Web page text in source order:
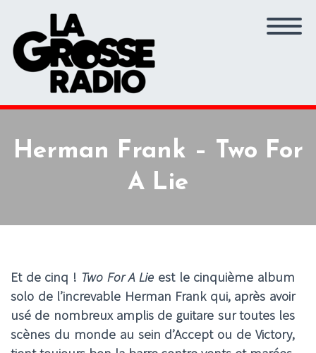
Herman Frank – Two For
A Lie
Et de cinq ! Two For A Lie est le cinquième album
solo de l’increvable Herman Frank qui, après avoir
usé de nombreux amplis de guitare sur toutes les
scènes du monde au sein d’Accept ou de Victory,